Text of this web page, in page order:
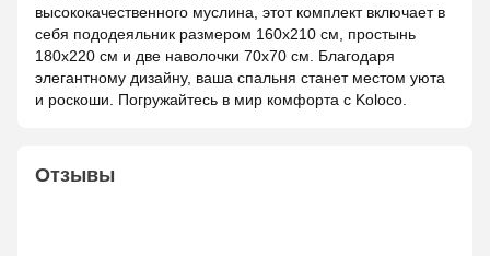
высококачественного муслина, этот комплект включает в
себя пододеяльник размером 160x210 см, простынь
180x220 см и две наволочки 70х70 см. Благодаря
элегантному дизайну, ваша спальня станет местом уюта
и роскоши. Погружайтесь в мир комфорта с Koloco.
Отзывы